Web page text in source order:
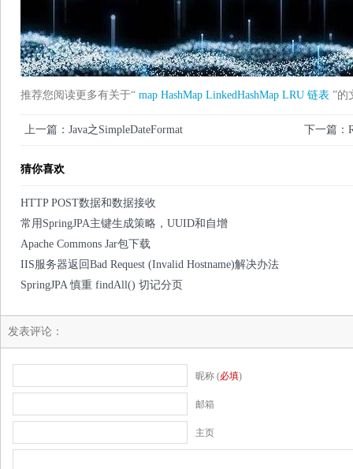
推荐您阅读更多有关于“ map HashMap LinkedHashMap LRU 链表 ”的
上一篇：Java之SimpleDateFormat 下一篇：
猜你喜欢
HTTP POST数据和数据接收
常用SpringJPA主键生成策略，UUID和自增
Apache Commons Jar包下载
IIS服务器返回Bad Request (Invalid Hostname)解决办法
SpringJPA 慎重 findAll() 切记分页
发表评论：
昵称 (必填)
邮箱
主页